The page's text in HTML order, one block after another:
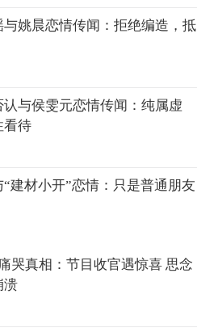
上有些像韩国人，但她其实是
年9月23日出生于北京的中国
收获了如此多的关注和好的口
展也定是不可限量的。
姚晨恋情传闻：拒绝编造，抵
与侯雯元恋情传闻：纯属虚
看待
建材小开”恋情：只是普通朋友
哭真相：节目收官遇惊喜 思念
溃